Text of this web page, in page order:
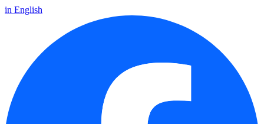
in English